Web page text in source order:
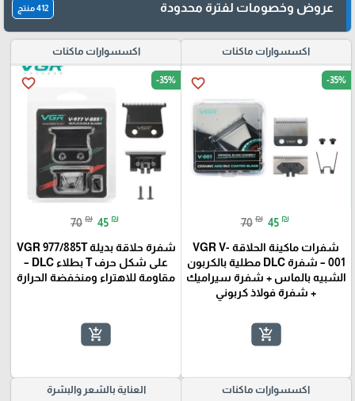
عروض وخصومات لفترة محدودة 412 منتج
اكسسوارات ماكنات
favorite_border -35%
70 ₪ 45 ₪
شفرات ماكينة الحلاقة VGR V-
001 – شفرة DLC مطلية بالكربون
الشبيه بالماس + شفرة سيراميك
+ شفرة فولاذ كربوني
add_shopping_cart
اكسسوارات ماكنات
favorite_border -35%
70 ₪ 45 ₪
شفرة حلاقة بديلة VGR 977/885T
على شكل حرف T بطلاء DLC –
مقاومة للاهتراء ومنخفضة الحرارة
add_shopping_cart
اكسسوارات ماكنات العناية بالشعر والبشرة